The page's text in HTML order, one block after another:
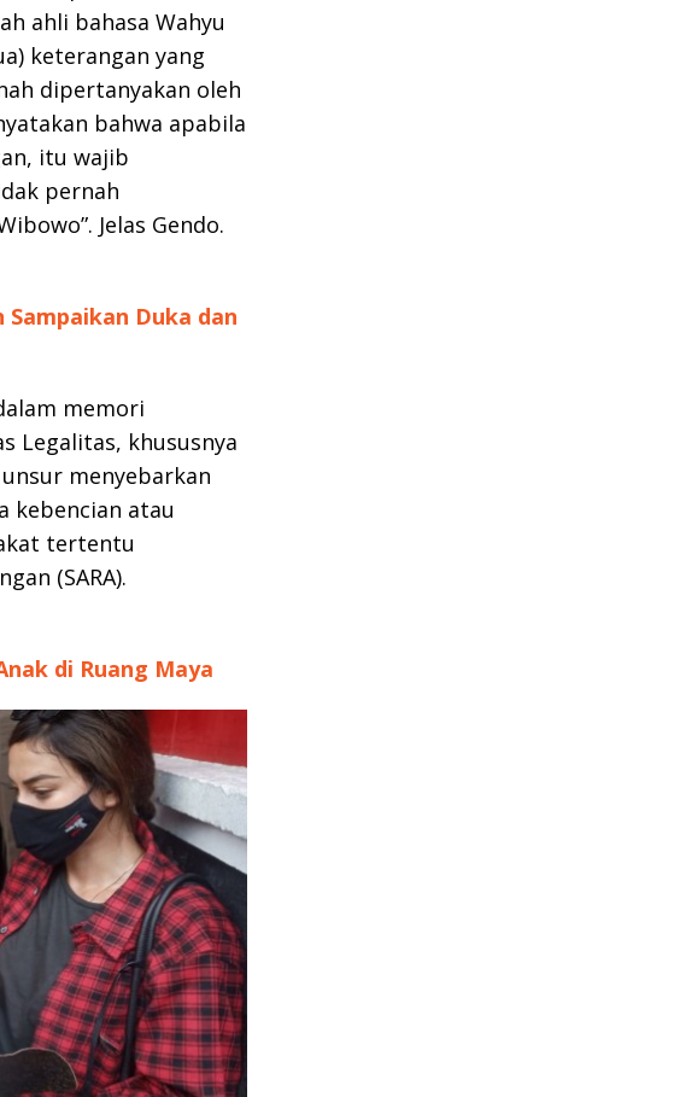
ahli bahasa Wahyu
keterangan yang
dipertanyakan oleh
bahwa apabila
itu wajib
pernah
Jelas Gendo.
Duka dan
memori
Legalitas, khususnya
menyebarkan
kebencian atau
tertentu
(SARA).
di Ruang Maya